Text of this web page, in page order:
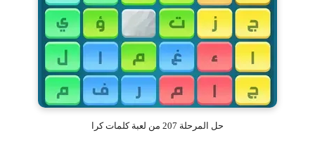
حل المرحلة 207 من لعبة كلمات كرا